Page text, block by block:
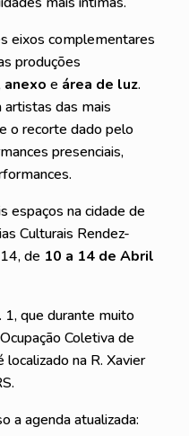
eixos complementares
produções
anexo e área de luz.
das mais
o recorte dado pelo
presenciais,
espaços na cidade de
Culturais Rendez-
de 10 a 14 de Abril
1, que durante muito
Coletiva de
na R. Xavier
a agenda atualizada: